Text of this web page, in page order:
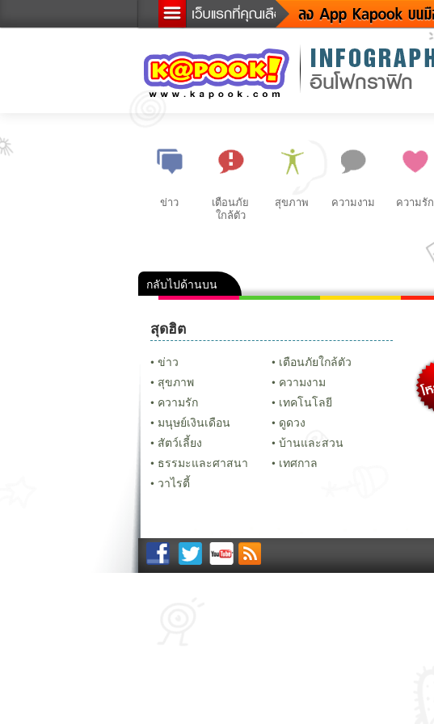
ข่าวด่วน
ละคร
เกม
แวะชิมแวะพัก
Twitter
ข่าว
เตือนภัย
ใกล้ตัว
สุขภาพ ความงาม ความรัก
กลับไปด้านบน
สุดฮิต
ข่าว
เตือนภัยใกล้ตัว
สุขภาพ
ความงาม
ความรัก
เทคโนโลยี
มนุษย์เงินเดือน
ดูดวง
สัตว์เลี้ยง
บ้านและสวน
ธรรมะและศาสนา
เทศกาล
วาไรตี้